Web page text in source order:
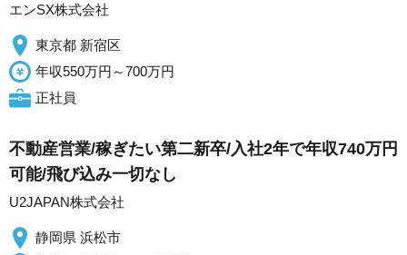
エンSX株式会社
東京都 新宿区
年収550万円～700万円
正社員
不動産営業/稼ぎたい第二新卒/入社2年で年収740万円
可能/飛び込み一切なし
U2JAPAN株式会社
静岡県 浜松市